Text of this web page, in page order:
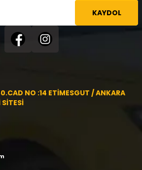
KAYDOL
NO :14 ETİMESGUT / ANKARA